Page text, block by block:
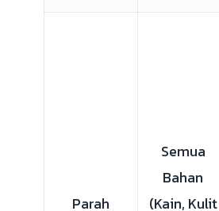
Parah
Semua
Bahan
(Kain, Kulit